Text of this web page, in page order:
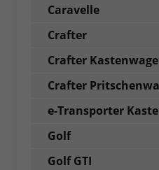
Caravelle
Crafter
Crafter
Crafter
e-Transporter
Golf
Golf GTI